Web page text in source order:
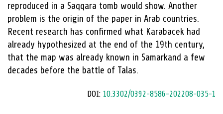
reproduced in a Saqqara tomb would show. Another
problem is the origin of the paper in Arab countries.
Recent research has confirmed what Karabacek had
already hypothesized at the end of the 19th century,
that the map was already known in Samarkand a few
decades before the battle of Talas.
DOI: 10.3302/0392-8586-202208-035-1